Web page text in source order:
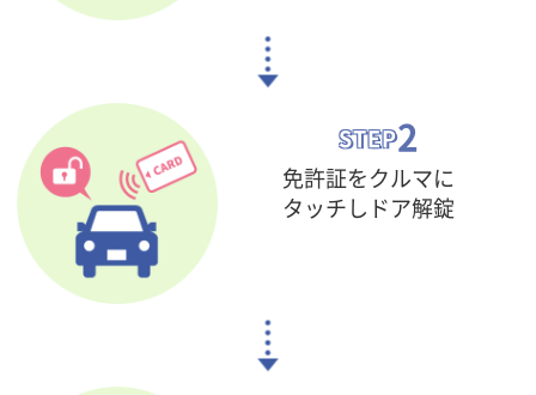
STEP2
免許証をクルマに
タッチし ドア解錠